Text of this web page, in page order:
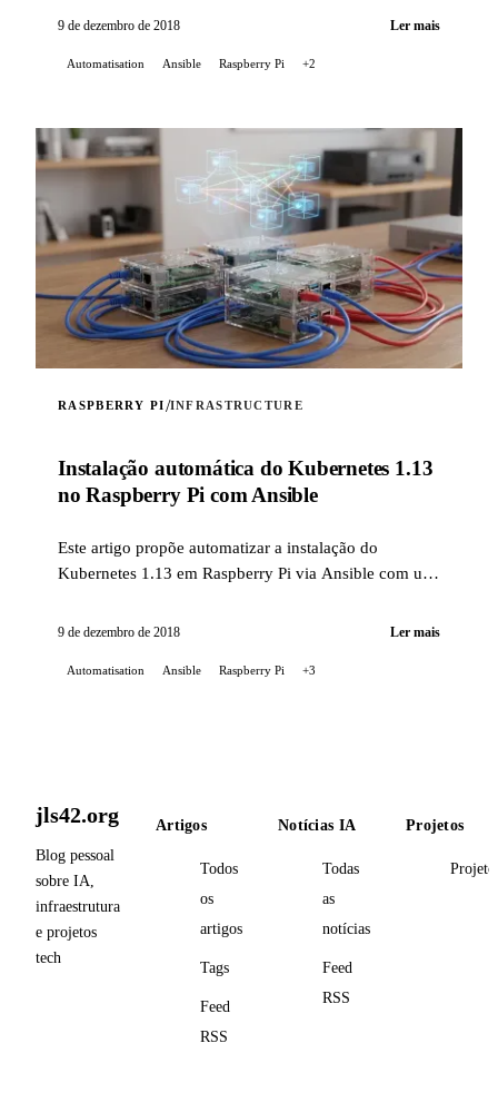
9 de dezembro de 2018 Ler mais
Automatisation Ansible Raspberry Pi +2
RASPBERRY PI/INFRASTRUCTURE
Instalação automática do Kubernetes 1.13
no Raspberry Pi com Ansible
Este artigo propõe automatizar a instalação do
Kubernetes 1.13 em Raspberry Pi via Ansible com um
9 de dezembro de 2018 Ler mais
Automatisation Ansible Raspberry Pi +3
jls42.org
Blog pessoal
sobre IA,
infraestrutura
e projetos
tech
Artigos
Todos
os
artigos
Tags
Feed
RSS
Notícias IA
Todas
as
notícias
Feed
RSS
Projetos